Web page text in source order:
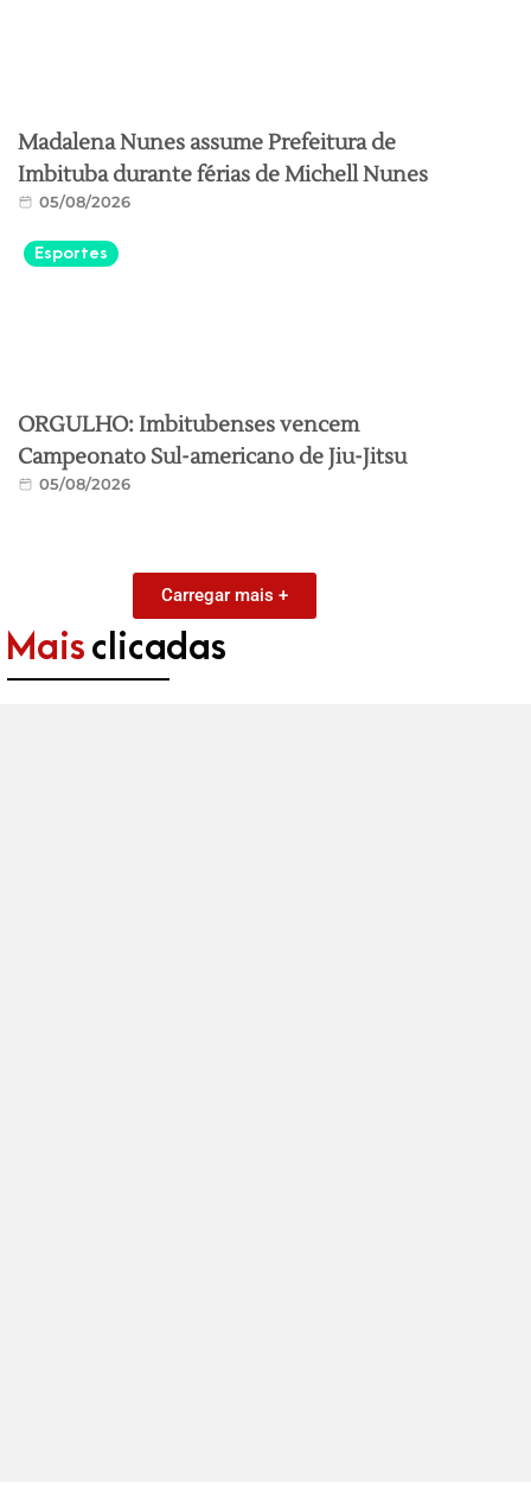
Madalena Nunes assume Prefeitura de
Imbituba durante férias de Michell Nunes
05/08/2026
Esportes
ORGULHO: Imbitubenses vencem
Campeonato Sul-americano de Jiu-Jitsu
05/08/2026
Carregar mais +
Mais clicadas